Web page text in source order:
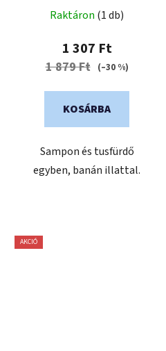
és tusfürdő Banán
Raktáron (1 db)
1 307 Ft
1 879 Ft (–30 %)
KOSÁRBA
Sampon és tusfürdő
egyben, banán illattal.
AKCIÓ